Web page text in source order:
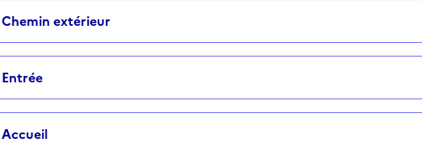
Chemin extérieur
Entrée
Accueil